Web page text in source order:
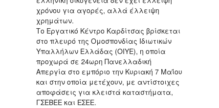
χρόνου για αγορές, αλλά έλλειψη
χρημάτων.
Το Εργατικό Κέντρο Καρδίτσας βρίσκεται
στο πλευρό της Ομοσπονδίας Ιδιωτικών
Υπαλλήλων Ελλάδας (ΟΙΥΕ), η οποία
προχωρά σε 24ωρη Πανελλαδική
Απεργία στο εμπόριο την Κυριακή 7 Μαΐου
και στην οποία μετέχουν, με αντίστοιχες
αποφάσεις για κλειστά καταστήματα,
ΓΣΕΒΕΕ και ΕΣΕΕ.